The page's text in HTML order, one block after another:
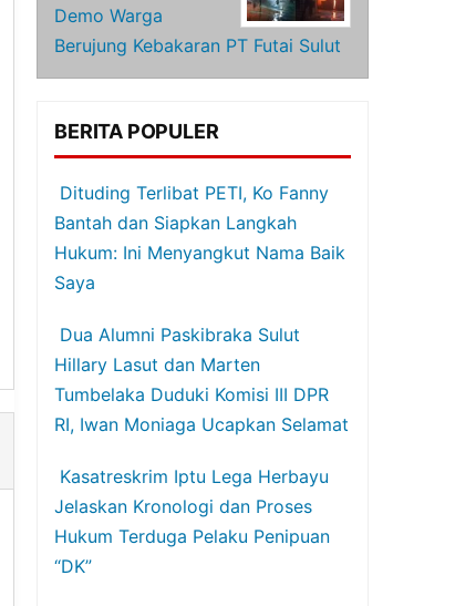
Demo Warga
Berujung Kebakaran PT Futai Sulut
BERITA POPULER
Dituding Terlibat PETI, Ko Fanny
Bantah dan Siapkan Langkah
Hukum: Ini Menyangkut Nama Baik
Saya
Dua Alumni Paskibraka Sulut
Hillary Lasut dan Marten
Tumbelaka Duduki Komisi III DPR
RI, Iwan Moniaga Ucapkan Selamat
Kasatreskrim Iptu Lega Herbayu
Jelaskan Kronologi dan Proses
Hukum Terduga Pelaku Penipuan
“DK”